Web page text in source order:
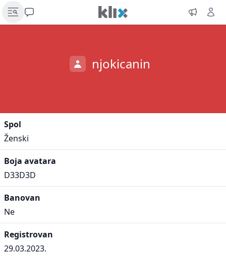
njokicanin
Spol
Ženski
Boja avatara
D33D3D
Banovan
Ne
Registrovan
29.03.2023.